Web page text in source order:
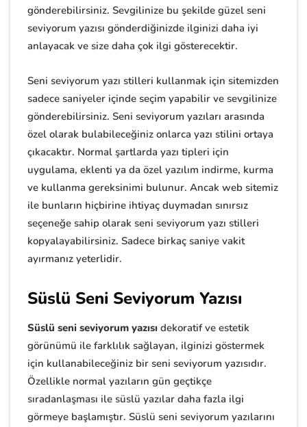
gönderebilirsiniz. Sevgilinize bu şekilde güzel seni
seviyorum yazısı gönderdiğinizde ilginizi daha iyi
anlayacak ve size daha çok ilgi gösterecektir.
Seni seviyorum yazı stilleri kullanmak için sitemizden
sadece saniyeler içinde seçim yapabilir ve sevgilinize
gönderebilirsiniz. Seni seviyorum yazıları arasında
özel olarak bulabileceğiniz onlarca yazı stilini ortaya
çıkacaktır. Normal şartlarda yazı tipleri için
uygulama, eklenti ya da özel yazılım indirme, kurma
ve kullanma gereksinimi bulunur. Ancak web sitemiz
ile bunların hiçbirine ihtiyaç duymadan sınırsız
seçeneğe sahip olarak seni seviyorum yazı stilleri
kopyalayabilirsiniz. Sadece birkaç saniye vakit
ayırmanız yeterlidir.
Süslü Seni Seviyorum Yazısı
Süslü seni seviyorum yazısı dekoratif ve estetik
görünümü ile farklılık sağlayan, ilginizi göstermek
için kullanabileceğiniz bir seni seviyorum yazısıdır.
Özellikle normal yazıların gün geçtikçe
sıradanlaşması ile süslü yazılar daha fazla ilgi
görmeye başlamıştır. Süslü seni seviyorum yazılarını